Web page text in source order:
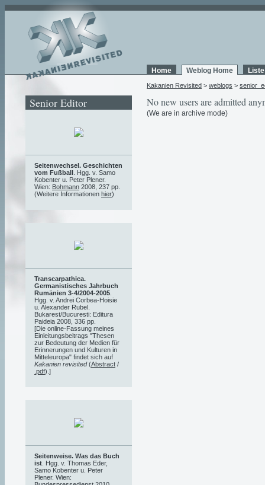
Home Weblog Home
Kakanien Revisited > weblogs >
No new users are admitted
(We are in archive mode)
Senior Editor
Seitenwechsel. Geschichten
vom Fußball . Hgg. v. Samo
Kobenter u. Peter Plener.
Wien: Bohmann 2008, 237 pp.
(Weitere Informationen hier)
Transcarpathica.
Germanistisches Jahrbuch
Rumänien 3-4/2004-2005
Hgg. v. Andrei Corbea-Hoisie
u. Alexander Rubel.
Bukarest/Bucuresti: Editura
Paideia 2008, 336 pp.
[Die online-Fassung meines
Einleitungsbeitrags "Thesen
zur Bedeutung der Medien für
Erinnerungen und Kulturen in
Mitteleuropa" findet sich auf
Kakanien revisited(Abstract /
.pdf).]
Seitenweise. Was das Buch
ist . Hgg. v. Thomas Eder,
Samo Kobenter u. Peter
Plener. Wien: